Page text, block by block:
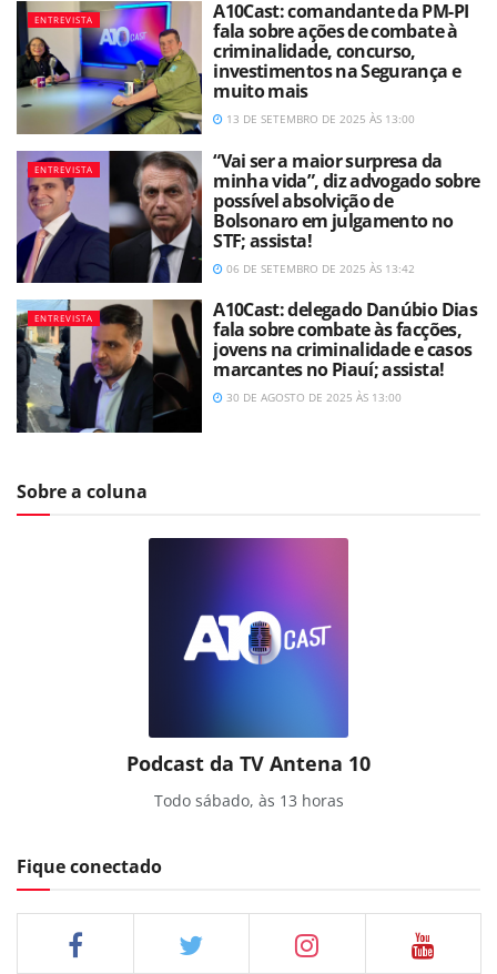
ENTREVISTA
A10Cast: comandante da PM-PI
fala sobre ações de combate à
criminalidade, concurso,
investimentos na Segurança e
muito mais
13 DE SETEMBRO DE 2025 ÀS 13:00
ENTREVISTA
“Vai ser a maior surpresa da
minha vida”, diz advogado sobre
possível absolvição de
Bolsonaro em julgamento no
STF; assista!
06 DE SETEMBRO DE 2025 ÀS 13:42
ENTREVISTA
A10Cast: delegado Danúbio Dias
fala sobre combate às facções,
jovens na criminalidade e casos
marcantes no Piauí; assista!
30 DE AGOSTO DE 2025 ÀS 13:00
Sobre a coluna
Podcast da TV Antena 10
Todo sábado, às 13 horas
Fique conectado